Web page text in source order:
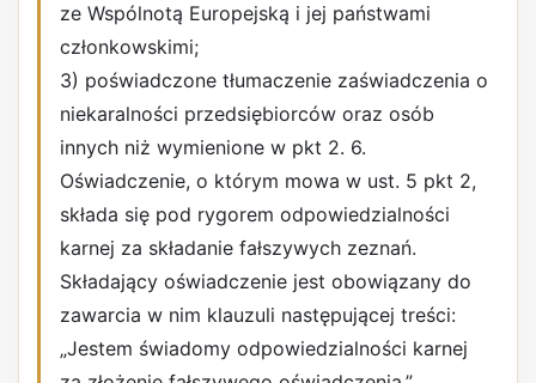
ze Wspólnotą Europejską i jej państwami
członkowskimi;
3) poświadczone tłumaczenie zaświadczenia o
niekaralności przedsiębiorców oraz osób
innych niż wymienione w pkt 2. 6.
Oświadczenie, o którym mowa w ust. 5 pkt 2,
składa się pod rygorem odpowiedzialności
karnej za składanie fałszywych zeznań.
Składający oświadczenie jest obowiązany do
zawarcia w nim klauzuli następującej treści:
„Jestem świadomy odpowiedzialności karnej